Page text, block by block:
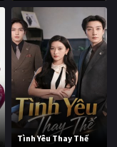
Tình Yêu Thay Thế